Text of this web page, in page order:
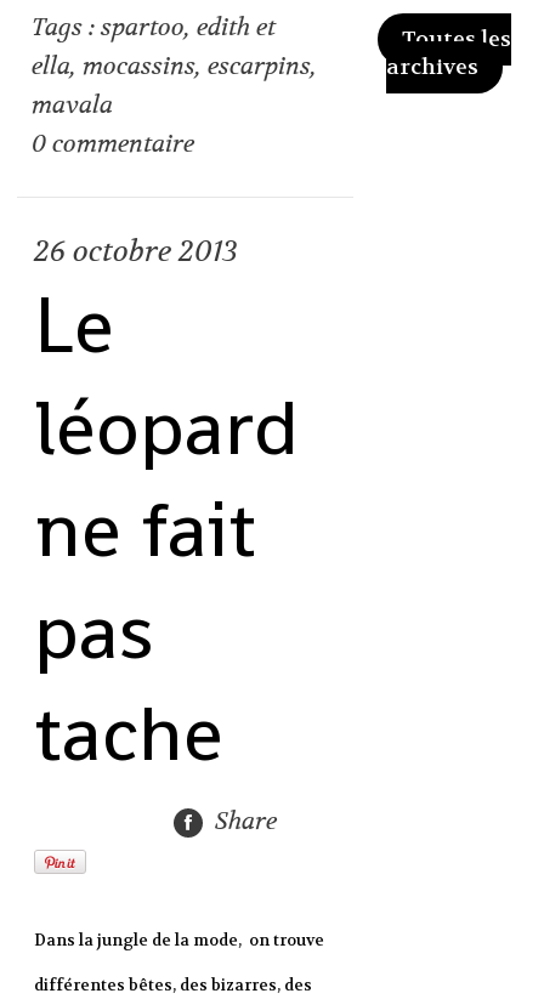
Tags :spartoo,edith et
ella, mocassins,escarpins,
mavala
0 commentaire
26 octobre 2013
Le
léopard
ne fait
pas
tache
Share
Dans la jungle de la mode, on trouve
différentes bêtes, des bizarres, des
Toutes les
archives